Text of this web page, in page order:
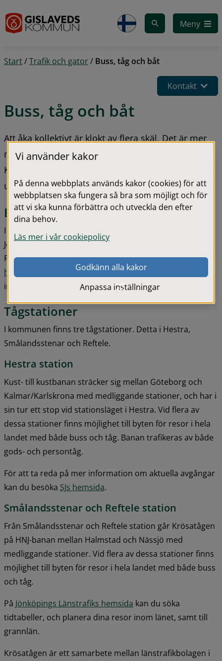
Meny
Start/Trafik och gator/ Buss, tåg och båt
Kontakt
Buss, tåg och båt
Att åka kollektivt är klokt av flera skäl. Det är mer
miljövänligt och billigare än att ta bilen.
Kommunen arbetar aktivt för att förbättra och
utveckla kollektivtrafiken i hela kommunen.
Buss
I kommunen drivs den allmänna kollektivtrafiken av
Jönköpings Länstrafik (JLT), som är ett bolag under
Region Jönköpings län. På Jönköpings Länstrafiks
hemsida
kan du söka tidtabeller, och planera dina resor
inom länet samt till grannlän.
Tågstationer
I kommunen finns tre tågstationer. Detta i Hestra,
Smålandsstenar och Reftele.
Hestra station
Kust- till kustbanan sträcker sig mellan Göteborg och
Kalmar/Karlskrona med medliggande stationer, och har i
sin tur ett stop vid stationsläget i Hestra. Vid flera av
dessa stationer finns möjlighet till byten för resor i hela
landet med både buss och tåg. Banan trafikeras av både
gods- och persontåg.
För att ta reda på mer information om aktuella avgångar
kan du besöka SJs hemsida.
Smålandsstenar och Reftele station
Från Smålandsstenar och Reftele station går Krösatågen
på HNJ-banan mellan Halmstad och Nässjö med
medliggande stationer. Vid flera av dessa stationer finns
möjlighet till byten för resor i hela landet med både buss
och tåg.
På Jönköpings Länstrafiks hemsida kan du söka
tidtabeller, och planera dina resor inom länet, samt till
grannlän.
Krösatågen är ett samarbete mellan länstrafikbolagen i
Vi använder kakor
På denna webbplats används kakor (cookies) för att
webbplatsen ska fungera så bra som möjligt och för
att vi ska kunna förbättra och utveckla den efter
dina behov.
Läs mer i vår cookiepolicy
Godkänn alla kakor
Anpassa inställningar